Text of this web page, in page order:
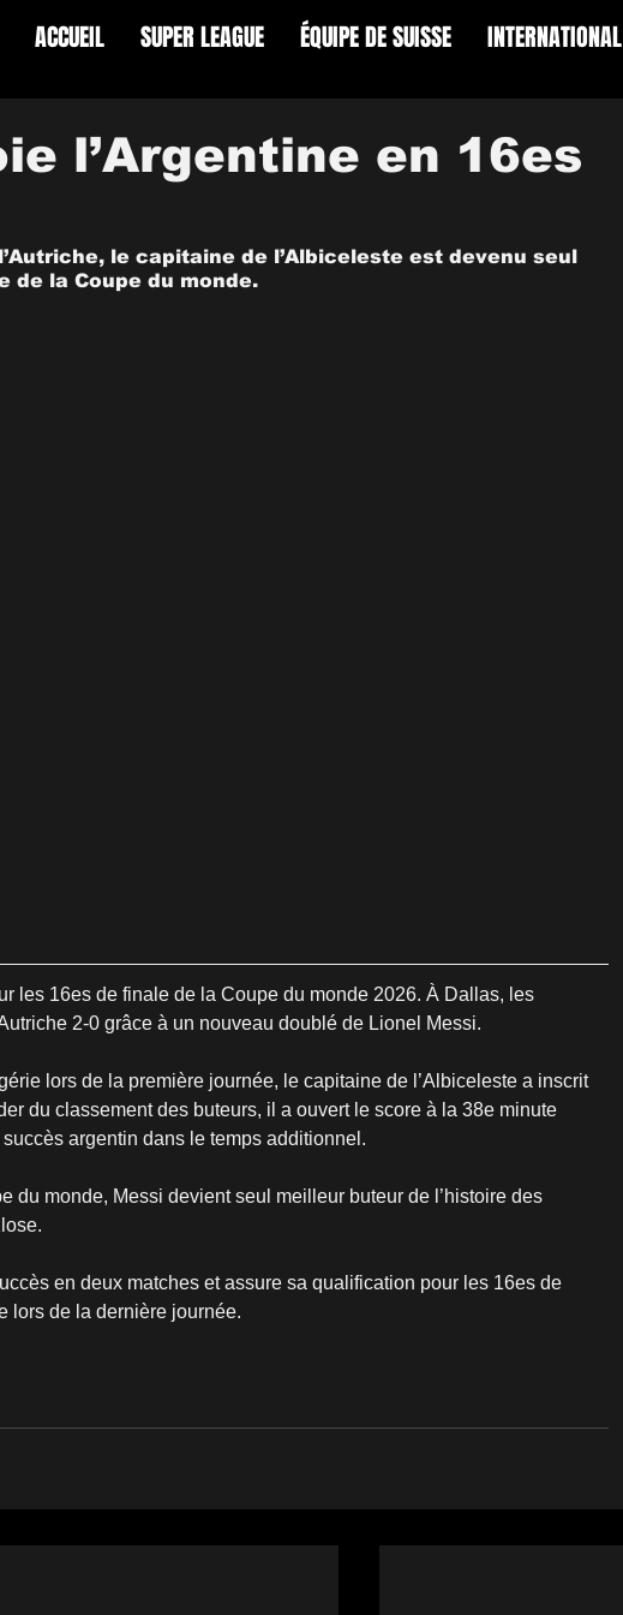
ACCUEIL SUPER LEAGUE ÉQUIPE DE SUISSE INTERNATIONAL
l’Argentine en 16es
le capitaine de l’Albiceleste est devenu seul
de la Coupe du monde.
les 16es de finale de la Coupe du monde 2026. À Dallas, les
2-0 grâce à un nouveau doublé de Lionel Messi.
lors de la première journée, le capitaine de l’Albiceleste a inscrit
du classement des buteurs, il a ouvert le score à la 38e minute
argentin dans le temps additionnel.
du monde, Messi devient seul meilleur buteur de l’histoire des
en deux matches et assure sa qualification pour les 16es de
lors de la dernière journée.